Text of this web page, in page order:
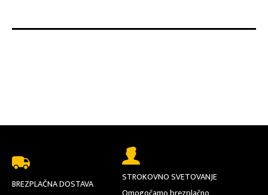
BREZPLAČNA DOSTAVA
STROKOVNO SVETOVANJE